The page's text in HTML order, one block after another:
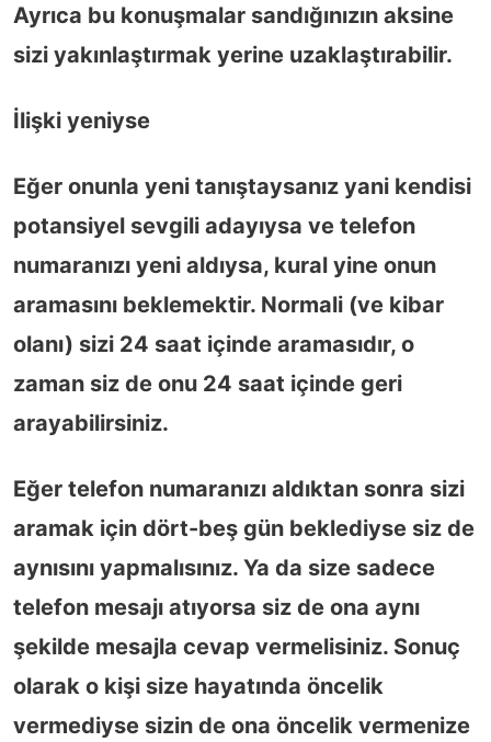
Ayrıca bu konuşmalar sandığınızın aksine
sizi yakınlaştırmak yerine uzaklaştırabilir.
İlişki yeniyse
Eğer onunla yeni tanıştaysanız yani kendisi
potansiyel sevgili adayıysa ve telefon
numaranızı yeni aldıysa, kural yine onun
aramasını beklemektir. Normali (ve kibar
olanı) sizi 24 saat içinde aramasıdır, o
zaman siz de onu 24 saat içinde geri
arayabilirsiniz.
Eğer telefon numaranızı aldıktan sonra sizi
aramak için dört-beş gün beklediyse siz de
aynısını yapmalısınız. Ya da size sadece
telefon mesajı atıyorsa siz de ona aynı
şekilde mesajla cevap vermelisiniz. Sonuç
olarak o kişi size hayatında öncelik
vermediyse sizin de ona öncelik vermenize